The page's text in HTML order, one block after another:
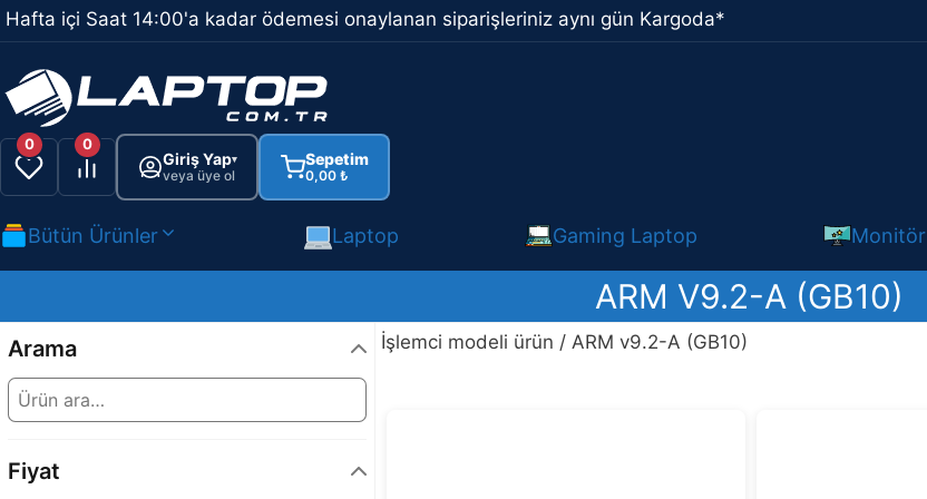
İçeriğe
atla
Hafta içi Saat 14:00'a kadar ödemesi onaylanan siparişleriniz aynı gün Kargoda*
0 0
Giriş Yap▾
veya üye ol
Sepetim
0,00 ₺
Bütün Ürünler Laptop Gaming Laptop Monitör
ARM V9.2-A (GB10)
İşlemci modeli ürün / ARM v9.2-A (GB10)
Arama
Fiyat